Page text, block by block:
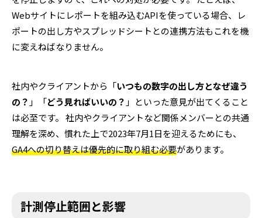
Webサイトにレポートを組み込むAPIを使っている場合、レ
ポートの出し方やスプレッドシートとの連携方法もこれを機
に変えねばなりません。
社内やクライアントから「いつもの数字の出し方となぜ違う
の？ 」「どう見ればいいの？ 」といった意見が出てくること
は必至です。 社内やクライアントなど関係メンバーとの共通
理解を深め、慣れた上で2023年7月1日を迎えるためにも、
GA4への切り替えは優先的に取り組む必要があります。
計測停止範囲と影響